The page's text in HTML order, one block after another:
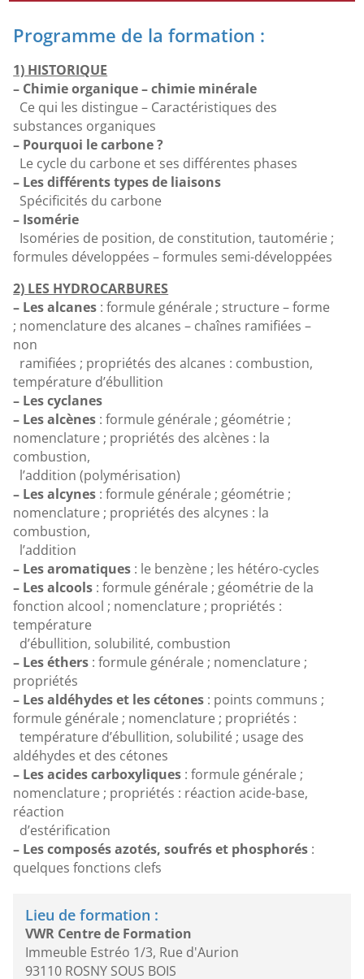
Programme de la formation :
1) HISTORIQUE
– Chimie organique – chimie minérale
Ce qui les distingue – Caractéristiques des
substances organiques
– Pourquoi le carbone ?
Le cycle du carbone et ses différentes phases
– Les différents types de liaisons
Spécificités du carbone
– Isomérie
Isoméries de position, de constitution, tautomérie ;
formules développées – formules semi-développées
2) LES HYDROCARBURES
– Les alcanes : formule générale ; structure – forme
; nomenclature des alcanes – chaînes ramifiées –
non
ramifiées ; propriétés des alcanes : combustion,
température d’ébullition
– Les cyclanes
– Les alcènes : formule générale ; géométrie ;
nomenclature ; propriétés des alcènes : la
combustion,
l’addition (polymérisation)
– Les alcynes : formule générale ; géométrie ;
nomenclature ; propriétés des alcynes : la
combustion,
l’addition
– Les aromatiques : le benzène ; les hétéro-cycles
– Les alcools : formule générale ; géométrie de la
fonction alcool ; nomenclature ; propriétés :
température
d’ébullition, solubilité, combustion
– Les éthers : formule générale ; nomenclature ;
propriétés
– Les aldéhydes et les cétones : points communs ;
formule générale ; nomenclature ; propriétés :
température d’ébullition, solubilité ; usage des
aldéhydes et des cétones
– Les acides carboxyliques : formule générale ;
nomenclature ; propriétés : réaction acide-base,
réaction
d’estérification
– Les composés azotés, soufrés et phosphorés :
quelques fonctions clefs
Lieu de formation :
VWR Centre de Formation
Immeuble Estréo 1/3, Rue d'Aurion
93110 ROSNY SOUS BOIS